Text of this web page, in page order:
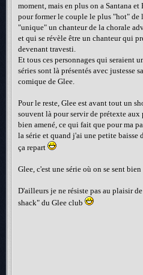
moment, mais en plus on a Santana
pour former le couple le plus "hot" de
"unique" un chanteur de la chorale
et qui se révèle être un chanteur qui
devenant travesti.
Et tous ces personnages qui seraient
séries sont là présentés avec justesse
comique de Glee.
Pour le reste, Glee est avant tout un
souvent là pour servir de prétexte aux
bien amené, ce qui fait que pour ma
la série et quand j'ai une petite baisse
ça repart
Glee, c'est une série où on se sent bien
D'ailleurs je ne résiste pas au plaisir
shack" du Glee club